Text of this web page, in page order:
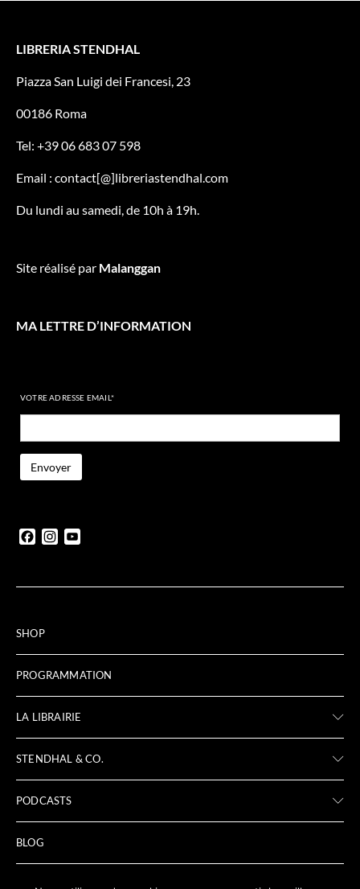
LIBRERIA STENDHAL
Piazza San Luigi dei Francesi, 23
00186 Roma
Tel: +39 06 683 07 598
Email : contact[@]libreriastendhal.com
Du lundi au samedi, de 10h à 19h.
Site réalisé par Malanggan
MA LETTRE D’INFORMATION
VOTRE ADRESSE EMAIL*
FacebookInstagram
SHOP
PROGRAMMATION
LA LIBRAIRIE
STENDHAL & CO.
PODCASTS
BLOG